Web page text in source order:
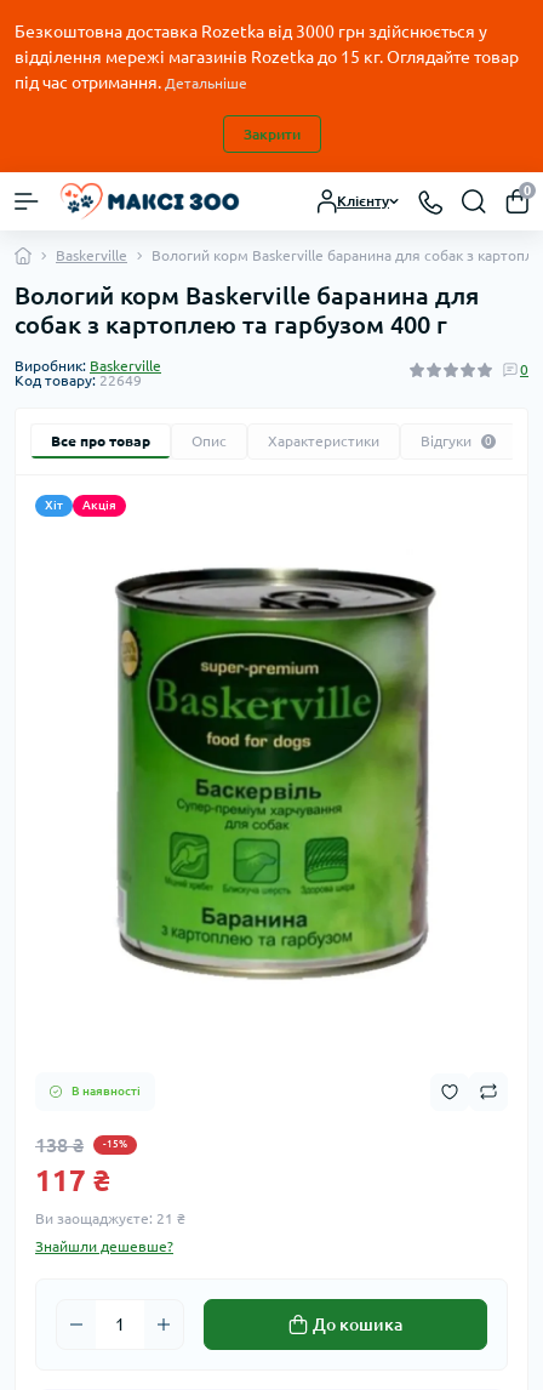
Безкоштовна доставка Rozetka від 3000 грн здійснюється у
відділення мережі магазинів Rozetka до 15 кг. Оглядайте товар
під час отримання. Детальніше
Закрити
Клієнту
0
Baskerville Вологий корм Baskerville баранина для собак з
Вологий корм Baskerville баранина для
собак з картоплею та гарбузом 400 г
Виробник: Baskerville
Код товару: 22649
0
Все про товар Опис Характеристики Відгуки 0
Хіт Акція
В наявності
138 ₴ -15%
117 ₴
Ви заощаджуєте: 21 ₴
Знайшли дешевше?
До кошика